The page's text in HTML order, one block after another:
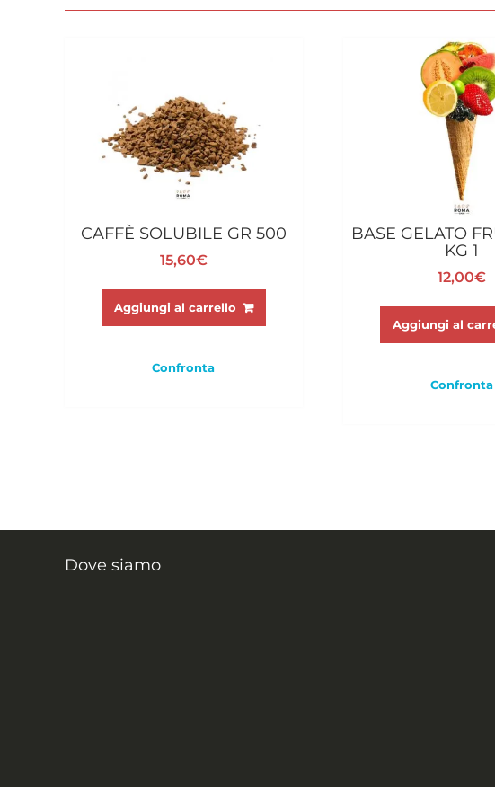
CAFFÈ SOLUBILE GR 500
15,60€
Aggiungi al carrello
Confronta
BASE GELATO
KG 1
12,00€
Aggiungi al
Confronta
Dove siamo